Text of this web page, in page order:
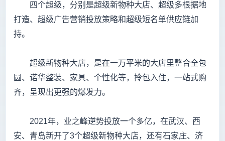
四个超级，分别是超级新物种大店、超级多根据地
打造、超级广告营销投放策略和超级短名单供应链加
持。
超级新物种大店，是在一万平米的大店里整合全包
圆、诺华整装、家具、个性化等，拎包入住，一站式购
齐，呈现出更强的爆发力。
2021年，业之峰逆势投放一个多亿，在武汉、西
安、青岛新开了3个超级新物种大店，还有石家庄、济